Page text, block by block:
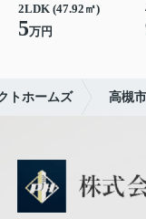
2LDK (47.92㎡)
5万円
トホームズ 高槻